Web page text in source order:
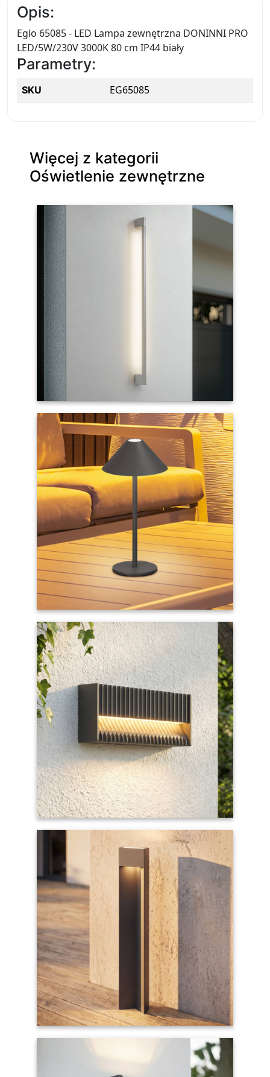
Opis:
Eglo 65085 - LED Lampa zewnętrzna DONINNI PRO
LED/5W/230V 3000K 80 cm IP44 biały
Parametry:
SKU EG65085
Więcej z kategorii
Oświetlenie zewnętrzne